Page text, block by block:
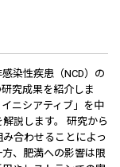
染性疾患（NCD）の
究成果を紹介しま
ニシアティブ」を中
説します。 研究から
合わせることによっ
、肥満への影響は限